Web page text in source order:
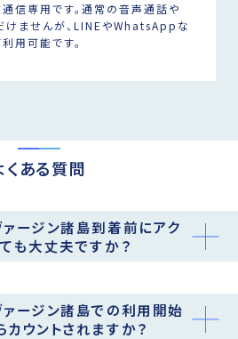
信専用です。通常の音声通話や
けませんが、LINEやWhatsAppな
用可能です。
くある質問
ァージン諸島到着前にアク
も大丈夫ですか？
ァージン諸島での利用開始
ウントされますか？